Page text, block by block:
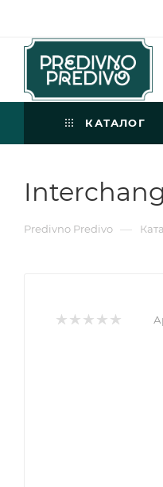
КАТАЛОГ
Predivno Predivo —